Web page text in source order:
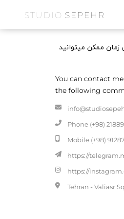
STUDIO SEPEHR
زمان ممکن میتوانید
You can contact
the following
Phone (+98)
Mobile (+98)
https://
https://
Tehran - Valiasr